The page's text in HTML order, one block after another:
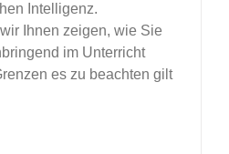
Intelligenz.
Ihnen zeigen, wie Sie
im Unterricht
es zu beachten gilt